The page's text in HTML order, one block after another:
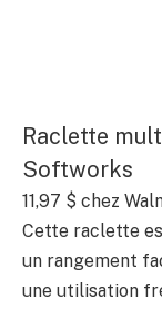
Raclette
Softworks
11,97 $ chez
Cette raclette
un rangement
une utilisation